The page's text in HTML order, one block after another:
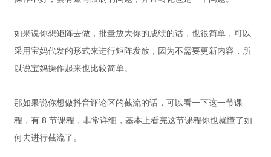
如果说你想矩阵去做，批量放大你的成绩的话，也很简单，可以
采用宝妈代发的形式来进行矩阵发放，因为不需要更新内容，所
以说宝妈操作起来也比较简单。
那如果说你想做抖音评论区的截流的话，可以看一下这一节课
程，有 8 节课程，非常详细，基本上看完这节课程你也就懂了如
何去进行截流了。